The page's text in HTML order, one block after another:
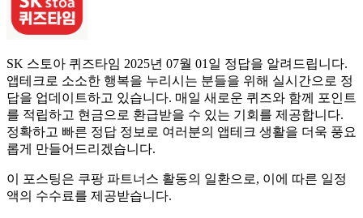
SK 스토아 퀴즈타임 2025년 07월 01일 정답을 알려드립니다.
앱테크로 소소한 행복을 누리시는 분들을 위해 실시간으로 정
답을 업데이트하고 있습니다. 매일 새로운 퀴즈와 함께 포인트
를 적립하고 현금으로 환급받을 수 있는 기회를 제공합니다.
정확하고 빠른 정답 정보로 여러분의 앱테크 생활을 더욱 풍요
롭게 만들어드리겠습니다.
이 포스팅은 쿠팡 파트너스 활동의 일환으로, 이에 따른 일정
액의 수수료를 제공받습니다.